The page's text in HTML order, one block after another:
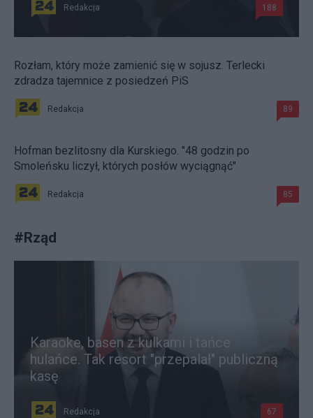
Redakcja 188
Rozłam, który może zamienić się w sojusz. Terlecki
zdradza tajemnice z posiedzeń PiS
Redakcja 89
Hofman bezlitosny dla Kurskiego. "48 godzin po
Smoleńsku liczył, których posłów wyciągnąć"
Redakcja 85
#Rząd
Karaoke, basen z kulkami i tańce
hulańce. Tak resort "przepalał" publiczną
kasę
Redakcja 67